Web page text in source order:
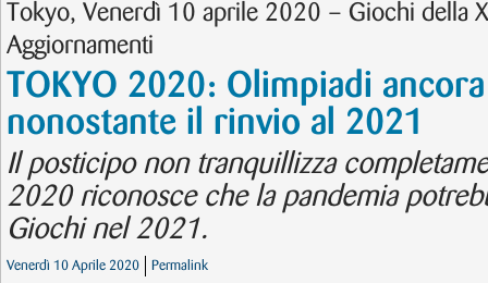
Tokyo, Venerdì 10 aprile 2020 – Giochi della
Aggiornamenti
TOKYO 2020: Olimpiadi
nonostante il rinvio al 2021
Il posticipo non tranquillizza
2020 riconosce che la pandemia
Giochi nel 2021.
Venerdì 10 Aprile 2020 Permalink